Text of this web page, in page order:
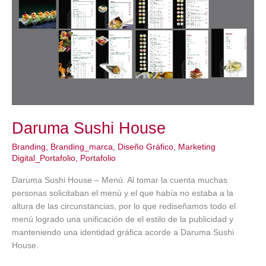
Daruma Sushi House
Branding, Branding_marca, Diseño Gráfico, Marketing
Digital_Portafolio, Portafolio
Daruma Sushi House – Menú. Al tomar la cuenta muchas
personas solicitaban el menú y el que había no estaba a la
altura de las circunstancias, por lo que rediseñamos todo el
menú logrado una unificación de el estilo de la publicidad y
manteniendo una identidad gráfica acorde a Daruma Sushi
House.